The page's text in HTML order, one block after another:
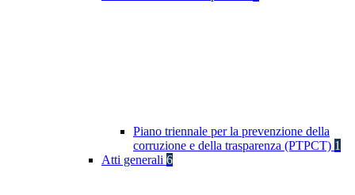
Piano triennale per la prevenzione della
corruzione e della trasparenza (PTPCT) 1
Atti generali 6